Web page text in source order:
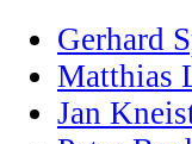
Gerhard
Matthias
Jan